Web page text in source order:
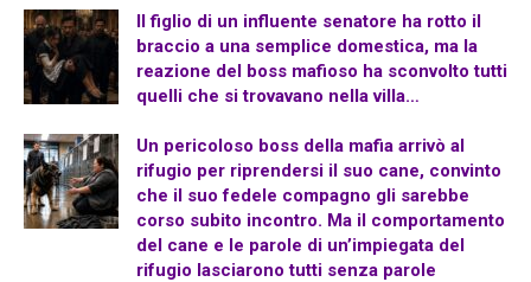
Il figlio di un influente senatore ha rotto il
braccio a una semplice domestica, ma la
reazione del boss mafioso ha sconvolto tutti
quelli che si trovavano nella villa…
Un pericoloso boss della mafia arrivò al
rifugio per riprendersi il suo cane, convinto
che il suo fedele compagno gli sarebbe
corso subito incontro. Ma il comportamento
del cane e le parole di un’impiegata del
rifugio lasciarono tutti senza parole